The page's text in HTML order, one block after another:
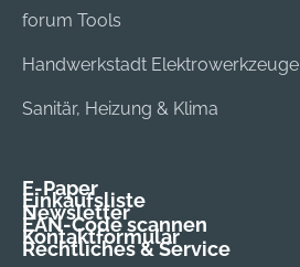
forum Tools
Handwerkstadt Elektrowerkzeuge
Sanitär, Heizung & Klima
E-Paper
Einkaufsliste
Newsletter
EAN-Code scannen
Kontaktformular
Rechtliches & Service